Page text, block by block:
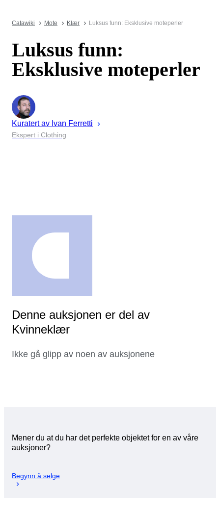
Catawiki Mote Klær Luksus funn: Eksklusive moteperler
Luksus funn:
Eksklusive moteperler
Kuratert av Ivan Ferretti
Ekspert i Clothing
Denne auksjonen er del av
Kvinneklær
Ikke gå glipp av noen av auksjonene
Mener du at du har det perfekte objektet for en av våre
auksjoner?
Begynn å selge